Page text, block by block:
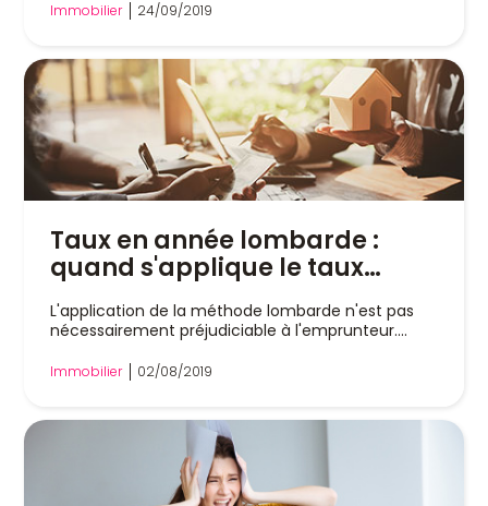
Immobilier 24/09/2019
Taux en année lombarde :
quand s'applique le taux
d'intérêt légal ?
L'application de la méthode lombarde n'est pas
nécessairement préjudiciable à l'emprunteur....
Immobilier 02/08/2019